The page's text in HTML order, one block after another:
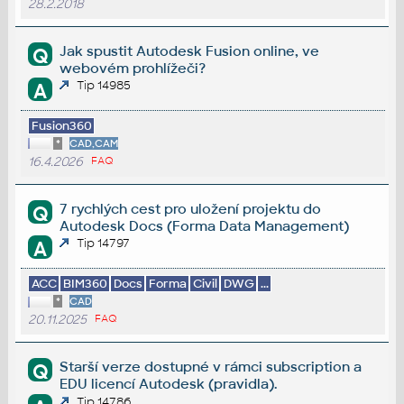
28.2.2018
Q
Jak spustit Autodesk Fusion online, ve
webovém prohlížeči?
A Tip 14985
Fusion360
* CAD,CAM
16.4.2026 FAQ
Q
7 rychlých cest pro uložení projektu do
Autodesk Docs (Forma Data Management)
A Tip 14797
ACC BIM360 Docs Forma Civil DWG ...
* CAD
20.11.2025 FAQ
Q
Starší verze dostupné v rámci subscription a
EDU licencí Autodesk (pravidla).